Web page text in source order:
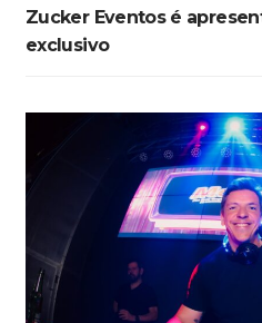
Zucker Eventos é
exclusivo